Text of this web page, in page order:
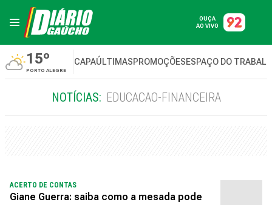
OUÇA
AO VIVO
15º
PORTO ALEGRE
CAPAÚLTIMASPROMOÇÕESESPAÇO DO
NOTÍCIAS: EDUCACAO-FINANCEIRA
ACERTO DE CONTAS
Giane Guerra: saiba como a mesada pode